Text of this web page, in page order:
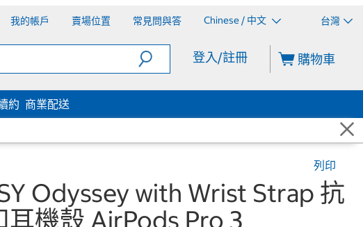
我的帳戶 賣場位置 常見問與答 Chinese / 中文 台灣
登入/註冊 購物車
約 商業配送
列印
Odyssey with Wrist Strap 抗
耳機殼 AirPods Pro 3